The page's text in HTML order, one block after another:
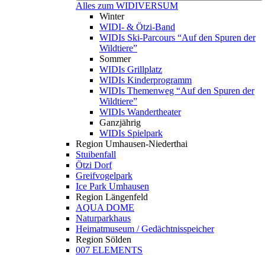
Alles zum WIDIVERSUM
Winter
WIDI- & Ötzi-Band
WIDIs Ski-Parcours “Auf den Spuren der
Wildtiere”
Sommer
WIDIs Grillplatz
WIDIs Kinderprogramm
WIDIs Themenweg “Auf den Spuren der
Wildtiere”
WIDIs Wandertheater
Ganzjährig
WIDIs Spielpark
Region Umhausen-Niederthai
Stuibenfall
Ötzi Dorf
Greifvogelpark
Ice Park Umhausen
Region Längenfeld
AQUA DOME
Naturparkhaus
Heimatmuseum / Gedächtnisspeicher
Region Sölden
007 ELEMENTS